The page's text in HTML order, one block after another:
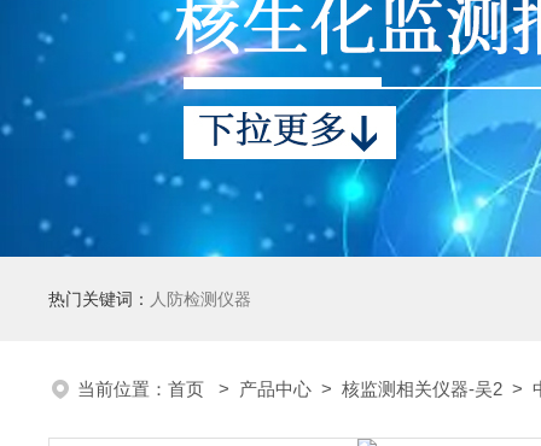
热门关键词： 人防检测仪器
当前位置： 首页 > 产品中心 > 核监测相关仪器-吴2 >